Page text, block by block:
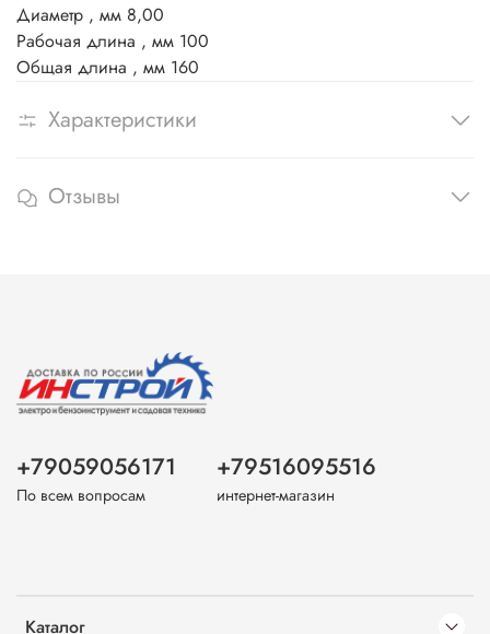
Диаметр , мм 8,00
Рабочая длина , мм 100
Общая длина , мм 160
Характеристики
Отзывы
Каталог
+79059056171
По всем вопросам
+79516095516
интернет-магазин